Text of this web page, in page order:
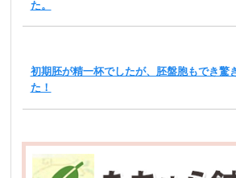
た。
初期胚が精一杯でしたが、胚盤胞もでき驚
た！